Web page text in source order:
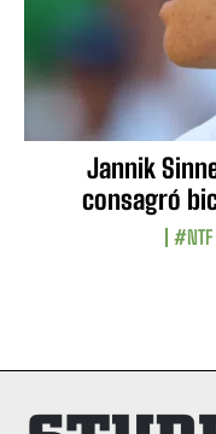
Jannik
consagró
#NTF